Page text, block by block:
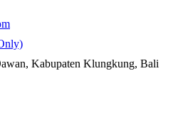
Kabupaten Klungkung, Bali